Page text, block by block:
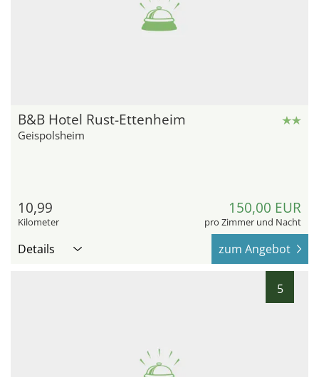
B&B Hotel Rust-Ettenheim
Geispolsheim
10,99
Kilometer
150,00 EUR
pro Zimmer und Nacht
Details zum Angebot
5